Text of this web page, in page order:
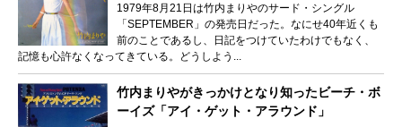
1979年8月21日は竹内まりやのサード・シングル
「SEPTEMBER」の発売日だった。なにせ40年近くも
前のことであるし、日記をつけていたわけでもなく、
記憶も心許なくなってきている。どうしよう...
竹内まりやがきっかけとなり知ったビーチ・ボ
ーイズ「アイ・ゲット・アラウンド」